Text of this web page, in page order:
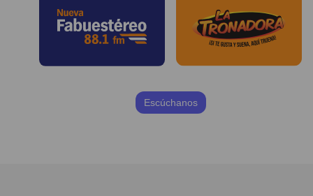
Escúchanos